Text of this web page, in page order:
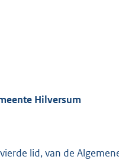
Hilversum
lid, van de